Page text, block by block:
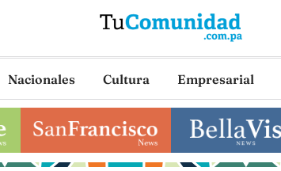
Nacionales Cultura Empresarial